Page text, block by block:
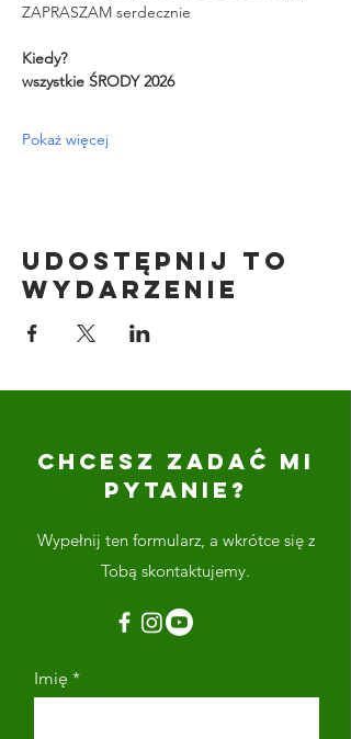
ZAPRASZAM serdecznie
Kiedy?
wszystkie ŚRODY 2026
Pokaż więcej
Udostępnij to
wydarzenie
CHCESZ ZADAĆ MI
PYTANIE?
Wypełnij ten formularz, a wkrótce się z
Tobą skontaktujemy.
Imię